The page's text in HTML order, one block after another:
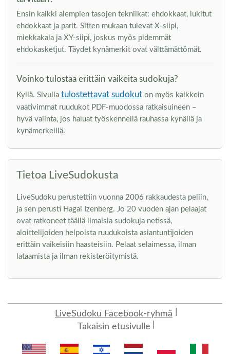
Ensin kaikki alempien tasojen tekniikat: ehdokkaat, lukitut
ehdokkaat ja parit. Sitten mukaan tulevat X-siipi,
miekkakala ja XY-siipi, joskus myös pidemmät
ehdokasketjut. Täydet kynämerkit ovat välttämättömät.
Voinko tulostaa erittäin vaikeita sudokuja?
Kyllä. Sivulla tulostettavat sudokut on myös kaikkein
vaativimmat ruudukot PDF-muodossa ratkaisuineen –
hyvä valinta, jos haluat työskennellä rauhassa kynällä ja
kynämerkeillä.
Tietoa LiveSudokusta
LiveSudoku perustettiin vuonna 2006 rakkaudesta peliin,
ja sen perusti Hagai Izenberg. Jo 20 vuoden ajan pelaajat
ovat ratkoneet täällä ilmaisia sudokuja netissä,
aloittelijoiden helpoista ruudukoista asiantuntijoiden
erittäin vaikeisiin haasteisiin. Pelaat selaimessa, ilman
lataamista ja ilman rekisteröitymistä.
LiveSudoku Facebook-ryhmä
Takaisin etusivulle